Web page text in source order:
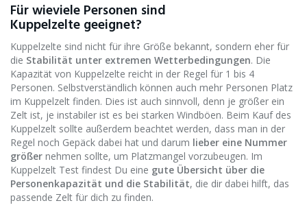
Für wieviele Personen sind
Kuppelzelte geeignet?
Kuppelzelte sind nicht für ihre Größe bekannt, sondern eher für
die Stabilität unter extremen Wetterbedingungen. Die
Kapazität von Kuppelzelte reicht in der Regel für 1 bis 4
Personen. Selbstverständlich können auch mehr Personen Platz
im Kuppelzelt finden. Dies ist auch sinnvoll, denn je größer ein
Zelt ist, je instabiler ist es bei starken Windböen. Beim Kauf des
Kuppelzelt sollte außerdem beachtet werden, dass man in der
Regel noch Gepäck dabei hat und darum lieber eine Nummer
größer nehmen sollte, um Platzmangel vorzubeugen. Im
Kuppelzelt Test findest Du eine gute Übersicht über die
Personenkapazität und die Stabilität, die dir dabei hilft, das
passende Zelt für dich zu finden.